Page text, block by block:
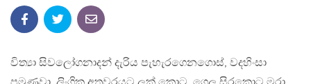
විත්‍යා සිවලෝගනාදන් දැරිය පැහැරගෙනගොස්, වදහිංසා